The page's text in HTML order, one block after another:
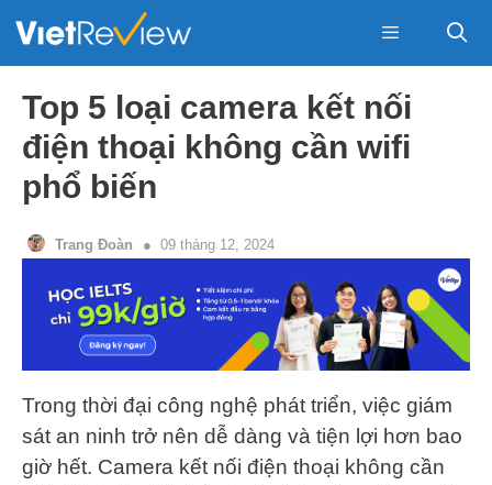
Menu
Top 5 loại camera kết nối
điện thoại không cần wifi
phổ biến
Trang Đoàn 09 tháng 12, 2024
Trong thời đại công nghệ phát triển, việc giám
sát an ninh trở nên dễ dàng và tiện lợi hơn bao
giờ hết. Camera kết nối điện thoại không cần